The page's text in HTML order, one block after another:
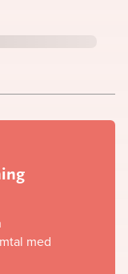
med